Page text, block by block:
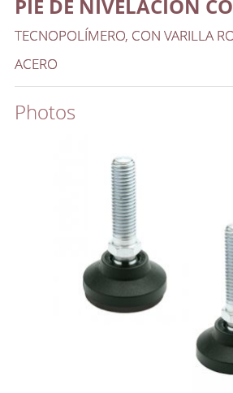
PIE DE NIVELACIÓN
TECNOPOLÍMERO, CON VARILLA
ACERO
Photos